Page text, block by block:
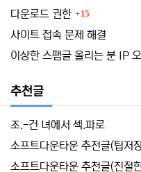
다운로드 권한 15
사이트 접속 문제 해결
이상한 스팸글 올리는 분 IP
추천글
조.-건 녀에서 섹.파로
소프트다운타운 추천글(팁저
소프트다운타운 추천글(친절